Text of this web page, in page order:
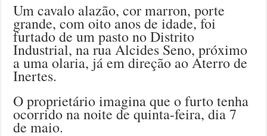
Um cavalo alazão, cor marron, porte
grande, com oito anos de idade, foi
furtado de um pasto no Distrito
Industrial, na rua Alcides Seno, próximo
a uma olaria, já em direção ao Aterro de
Inertes.
O proprietário imagina que o furto tenha
ocorrido na noite de quinta-feira, dia 7
de maio.